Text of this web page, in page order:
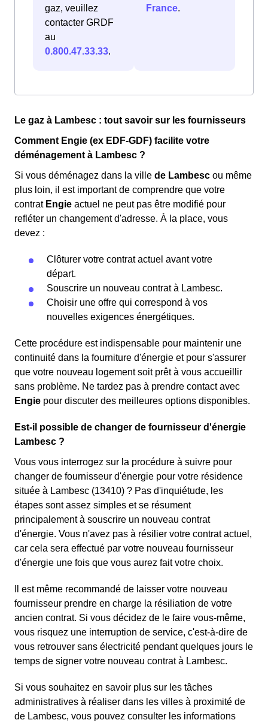
gaz, veuillez
contacter GRDF
au
0.800.47.33.33.
France.
Le gaz à Lambesc : tout savoir sur les fournisseurs
Comment Engie (ex EDF-GDF) facilite votre
déménagement à Lambesc ?
Si vous déménagez dans la ville de Lambesc ou même
plus loin, il est important de comprendre que votre
contrat Engie actuel ne peut pas être modifié pour
refléter un changement d'adresse. À la place, vous
devez :
Clôturer votre contrat actuel avant votre
départ.
Souscrire un nouveau contrat à Lambesc.
Choisir une offre qui correspond à vos
nouvelles exigences énergétiques.
Cette procédure est indispensable pour maintenir une
continuité dans la fourniture d'énergie et pour s'assurer
que votre nouveau logement soit prêt à vous accueillir
sans problème. Ne tardez pas à prendre contact avec
Engie pour discuter des meilleures options disponibles.
Est-il possible de changer de fournisseur d'énergie
Lambesc ?
Vous vous interrogez sur la procédure à suivre pour
changer de fournisseur d'énergie pour votre résidence
située à Lambesc (13410) ? Pas d'inquiétude, les
étapes sont assez simples et se résument
principalement à souscrire un nouveau contrat
d'énergie. Vous n'avez pas à résilier votre contrat actuel,
car cela sera effectué par votre nouveau fournisseur
d'énergie une fois que vous aurez fait votre choix.
Il est même recommandé de laisser votre nouveau
fournisseur prendre en charge la résiliation de votre
ancien contrat. Si vous décidez de le faire vous-même,
vous risquez une interruption de service, c'est-à-dire de
vous retrouver sans électricité pendant quelques jours le
temps de signer votre nouveau contrat à Lambesc.
Si vous souhaitez en savoir plus sur les tâches
administratives à réaliser dans les villes à proximité de
de Lambesc, vous pouvez consulter les informations